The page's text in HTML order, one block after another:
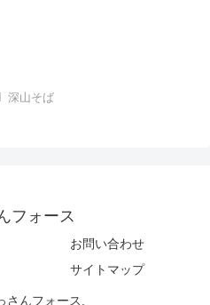
深山そば
フォース
お問い合わせ
サイトマップ
んフォース.